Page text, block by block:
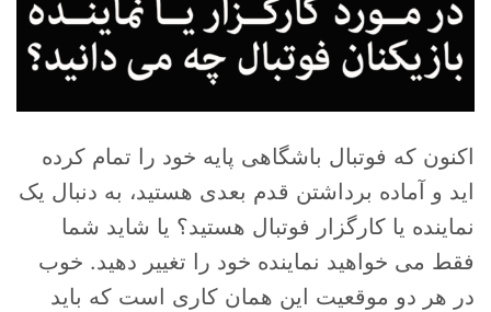
اکنون که فوتبال باشگاهی پایه خود را تمام کرده
اید و آماده برداشتن قدم بعدی هستید، به دنبال یک
نماینده یا کارگزار فوتبال هستید؟ یا شاید شما
فقط می خواهید نماینده خود را تغییر دهید. خوب
در هر دو موقعیت این همان کاری است که باید